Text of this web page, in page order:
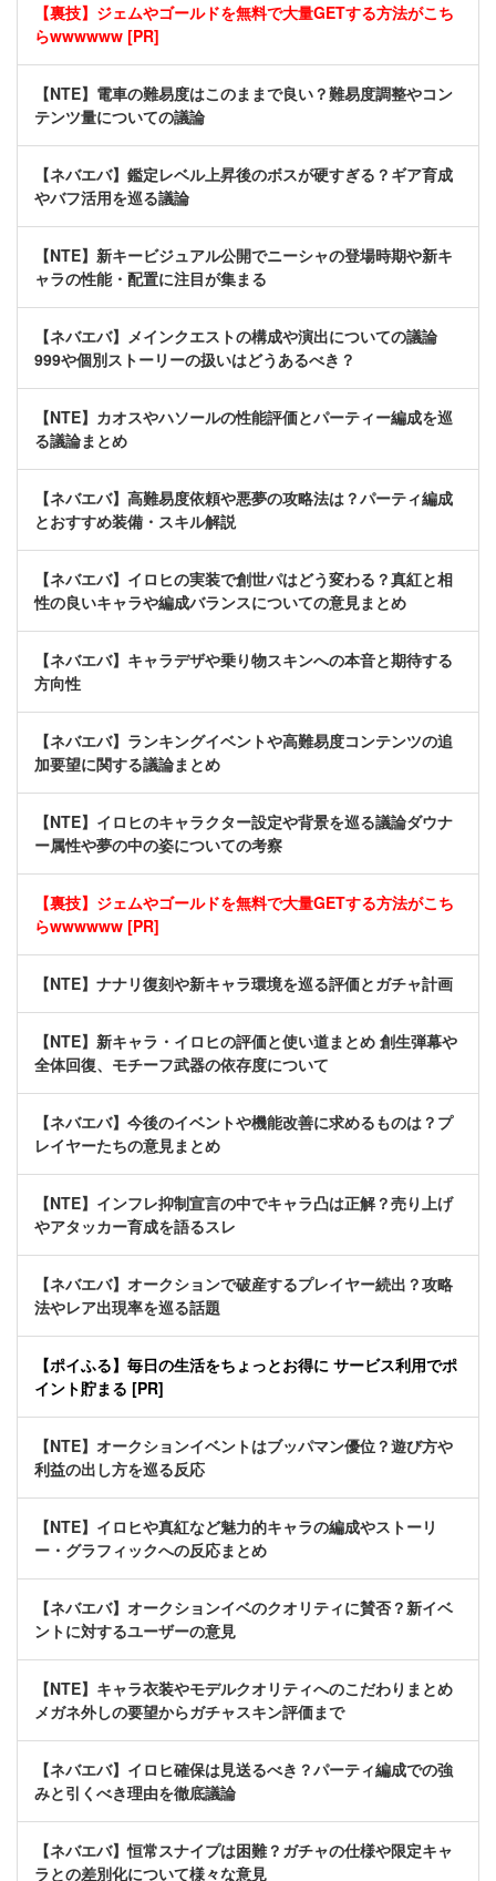
【裏技】ジェムやゴールドを無料で大量GETする方法がこち
らwwwwww [PR]
【NTE】電車の難易度はこのままで良い？難易度調整やコン
テンツ量についての議論
【ネバエバ】鑑定レベル上昇後のボスが硬すぎる？ギア育成
やバフ活用を巡る議論
【NTE】新キービジュアル公開でニーシャの登場時期や新キ
ャラの性能・配置に注目が集まる
【ネバエバ】メインクエストの構成や演出についての議論
999や個別ストーリーの扱いはどうあるべき？
【NTE】カオスやハソールの性能評価とパーティー編成を巡
る議論まとめ
【ネバエバ】高難易度依頼や悪夢の攻略法は？パーティ編成
とおすすめ装備・スキル解説
【ネバエバ】イロヒの実装で創世パはどう変わる？真紅と相
性の良いキャラや編成バランスについての意見まとめ
【ネバエバ】キャラデザや乗り物スキンへの本音と期待する
方向性
【ネバエバ】ランキングイベントや高難易度コンテンツの追
加要望に関する議論まとめ
【NTE】イロヒのキャラクター設定や背景を巡る議論ダウナ
ー属性や夢の中の姿についての考察
【裏技】ジェムやゴールドを無料で大量GETする方法がこち
らwwwwww [PR]
【NTE】ナナリ復刻や新キャラ環境を巡る評価とガチャ計画
【NTE】新キャラ・イロヒの評価と使い道まとめ 創生弾幕や
全体回復、モチーフ武器の依存度について
【ネバエバ】今後のイベントや機能改善に求めるものは？プ
レイヤーたちの意見まとめ
【NTE】インフレ抑制宣言の中でキャラ凸は正解？売り上げ
やアタッカー育成を語るスレ
【ネバエバ】オークションで破産するプレイヤー続出？攻略
法やレア出現率を巡る話題
【ポイふる】毎日の生活をちょっとお得に サービス利用でポ
イント貯まる [PR]
【NTE】オークションイベントはブッパマン優位？遊び方や
利益の出し方を巡る反応
【NTE】イロヒや真紅など魅力的キャラの編成やストーリ
ー・グラフィックへの反応まとめ
【ネバエバ】オークションイベのクオリティに賛否？新イベ
ントに対するユーザーの意見
【NTE】キャラ衣装やモデルクオリティへのこだわりまとめ
メガネ外しの要望からガチャスキン評価まで
【ネバエバ】イロヒ確保は見送るべき？パーティ編成での強
みと引くべき理由を徹底議論
【ネバエバ】恒常スナイプは困難？ガチャの仕様や限定キャ
ラとの差別化について様々な意見